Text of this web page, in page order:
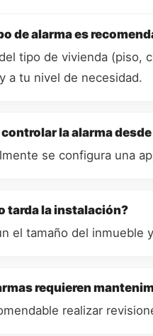
de alarma es
tipo de vivienda (piso,
a tu nivel de necesidad.
la alarma
se configura una
tarda la instalación?
el tamaño del inmueble
requieren
realizar